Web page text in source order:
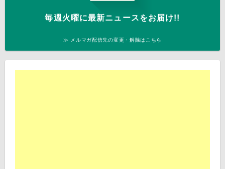
毎週火曜に最新ニュースをお届け!!
≫ メルマガ配信先の変更・解除はこちら